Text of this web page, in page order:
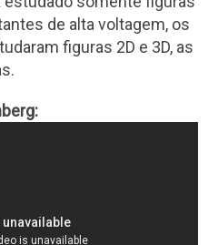
de alta voltagem, os
figuras 2D e 3D, as